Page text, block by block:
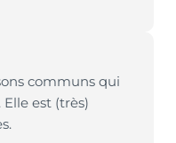
communs qui
est (très)